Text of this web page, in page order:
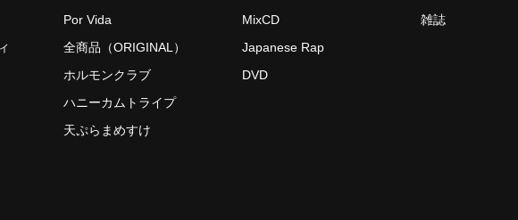
Por Vida
全商品（ORIGINAL）
ホルモンクラブ
ハニーカムトライプ
天ぷらまめすけ
MixCD
Japanese Rap
DVD
雑誌